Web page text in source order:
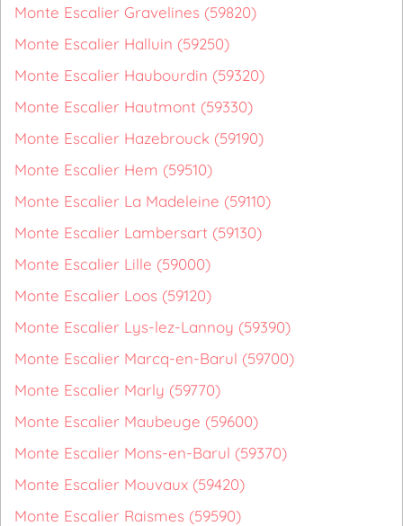
Monte Escalier Gravelines (59820)
Monte Escalier Halluin (59250)
Monte Escalier Haubourdin (59320)
Monte Escalier Hautmont (59330)
Monte Escalier Hazebrouck (59190)
Monte Escalier Hem (59510)
Monte Escalier La Madeleine (59110)
Monte Escalier Lambersart (59130)
Monte Escalier Lille (59000)
Monte Escalier Loos (59120)
Monte Escalier Lys-lez-Lannoy (59390)
Monte Escalier Marcq-en-Barul (59700)
Monte Escalier Marly (59770)
Monte Escalier Maubeuge (59600)
Monte Escalier Mons-en-Barul (59370)
Monte Escalier Mouvaux (59420)
Monte Escalier Raismes (59590)